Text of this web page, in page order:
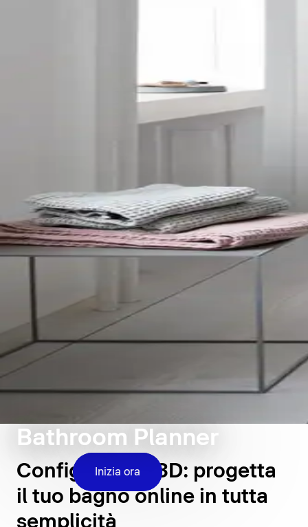
Bathroom Planner
Inizia ora
Configuratore 3D: progetta
il tuo bagno online in tutta
semplicità